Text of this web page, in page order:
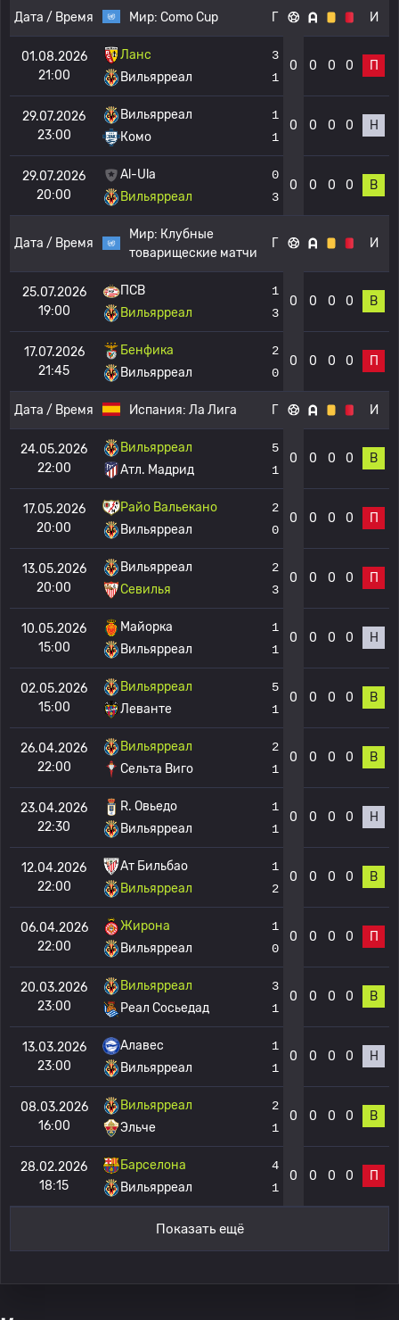
Дата / Время Мир: Como Cup Г И
01.08.2026
21:00
Ланс
Вильярреал
3
1
0 0 0 0 П
29.07.2026
23:00
Вильярреал
Комо
1
1
0 0 0 0 Н
29.07.2026
20:00
Al-Ula
Вильярреал
0
3
0 0 0 0 В
Дата / Время
Мир: Клубные
товарищеские матчи
Г И
25.07.2026
19:00
ПСВ
Вильярреал
1
3
0 0 0 0 В
17.07.2026
21:45
Бенфика
Вильярреал
2
0
0 0 0 0 П
Дата / Время Испания: Ла Лига Г И
24.05.2026
22:00
Вильярреал
Атл. Мадрид
5
1
0 0 0 0 В
17.05.2026
20:00
Райо Вальекано
Вильярреал
2
0
0 0 0 0 П
13.05.2026
20:00
Вильярреал
Севилья
2
3
0 0 0 0 П
10.05.2026
15:00
Майорка
Вильярреал
1
1
0 0 0 0 Н
02.05.2026
15:00
Вильярреал
Леванте
5
1
0 0 0 0 В
26.04.2026
22:00
Вильярреал
Сельта Виго
2
1
0 0 0 0 В
23.04.2026
22:30
R. Овьедо
Вильярреал
1
1
0 0 0 0 Н
12.04.2026
22:00
Ат Бильбао
Вильярреал
1
2
0 0 0 0 В
06.04.2026
22:00
Жирона
Вильярреал
1
0
0 0 0 0 П
20.03.2026
23:00
Вильярреал
Реал Сосьедад
3
1
0 0 0 0 В
13.03.2026
23:00
Алавес
Вильярреал
1
1
0 0 0 0 Н
08.03.2026
16:00
Вильярреал
Эльче
2
1
0 0 0 0 В
28.02.2026
18:15
Барселона
Вильярреал
4
1
0 0 0 0 П
Показать ещё